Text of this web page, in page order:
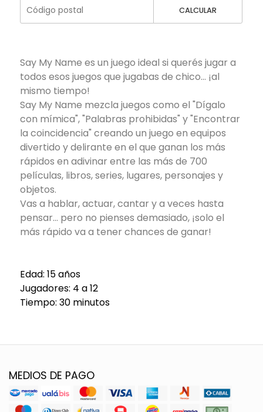
CALCULAR
Say My Name es un juego ideal si querés jugar a
todos esos juegos que jugabas de chico... ¡al
mismo tiempo!
Say My Name mezcla juegos como el "Dígalo
con mímica", "Palabras prohibidas" y "Encontrar
la coincidencia" creando un juego en equipos
divertido y delirante en el que ganan los más
rápidos en adivinar entre las más de 700
películas, libros, series, lugares, personajes y
objetos.
Vas a hablar, actuar, cantar y a veces hasta
pensar... pero no pienses demasiado, ¡solo el
más rápido va a tener chances de ganar!
Edad: 15 años
Jugadores: 4 a 12
Tiempo: 30 minutos
MEDIOS DE PAGO